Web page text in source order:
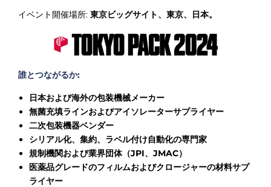
イベント開催場所: 東京ビッグサイト、東京、日本。
誰とつながるか:
日本および海外の包装機械メーカー
無菌充填ラインおよびアイソレーターサプライヤー
二次包装機器ベンダー
シリアル化、集約、ラベル付け自動化の専門家
規制機関および業界団体（JPI、JMAC）
医薬品グレードのフィルムおよびクロージャーの材料サプ
ライヤー